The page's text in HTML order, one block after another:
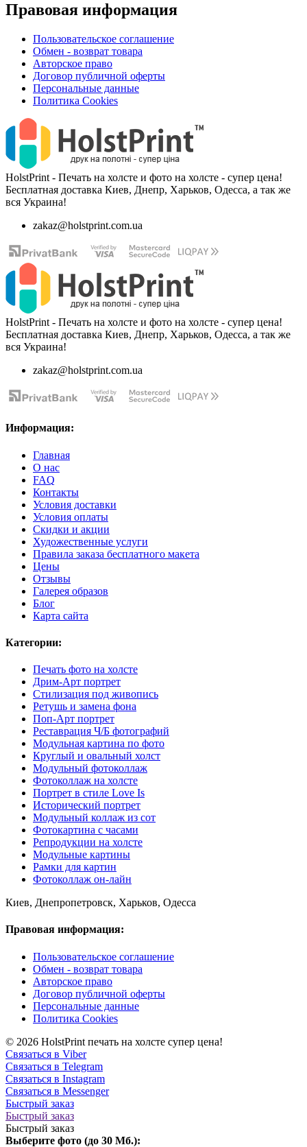
Правовая информация
Пользовательское соглашение
Обмен - возврат товара
Авторское право
Договор публичной оферты
Персональные данные
Политика Cookies
HolstPrint - Печать на холсте и фото на холсте - супер цена!
Бесплатная доставка Киев, Днепр, Харьков, Одесса, а так же
вся Украина!
zakaz@holstprint.com.ua
HolstPrint - Печать на холсте и фото на холсте - супер цена!
Бесплатная доставка Киев, Днепр, Харьков, Одесса, а так же
вся Украина!
zakaz@holstprint.com.ua
Информация:
Главная
О нас
FAQ
Контакты
Условия доставки
Условия оплаты
Скидки и акции
Художественные услуги
Правила заказа бесплатного макета
Цены
Отзывы
Галерея образов
Блог
Карта сайта
Категории:
Печать фото на холсте
Дрим-Арт портрет
Стилизация под живопись
Ретушь и замена фона
Поп-Арт портрет
Реставрация Ч/Б фотографий
Модульная картина по фото
Круглый и овальный холст
Модульный фотоколлаж
Фотоколлаж на холсте
Портрет в стиле Love Is
Исторический портрет
Модульный коллаж из сот
Фотокартина с часами
Репродукции на холсте
Модульные картины
Рамки для картин
Фотоколлаж он-лайн
Киев, Днепропетровск, Харьков, Одесса
Правовая информация:
Пользовательское соглашение
Обмен - возврат товара
Авторское право
Договор публичной оферты
Персональные данные
Политика Cookies
© 2026 HolstPrint печать на холсте супер цена!
Связаться в Viber
Связаться в Telegram
Связаться в Instagram
Связаться в Messenger
Быстрый заказ
Быстрый заказ
Быстрый заказ
Выберите фото (до 30 Мб.):